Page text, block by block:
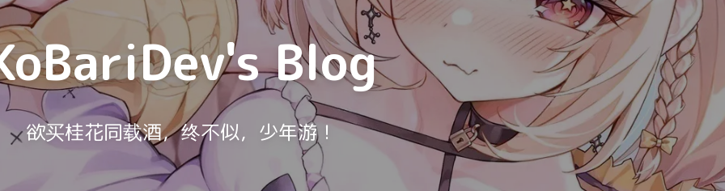
Blog
欲买桂花同载酒，终不似，少年游！
Autumn
Business
Acid
Lemonade
Coffee
Winter